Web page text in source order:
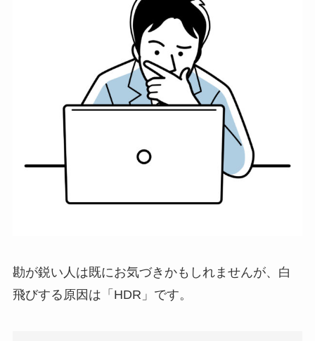
勘が鋭い人は既にお気づきかもしれませんが、白
飛びする原因は「HDR」です。